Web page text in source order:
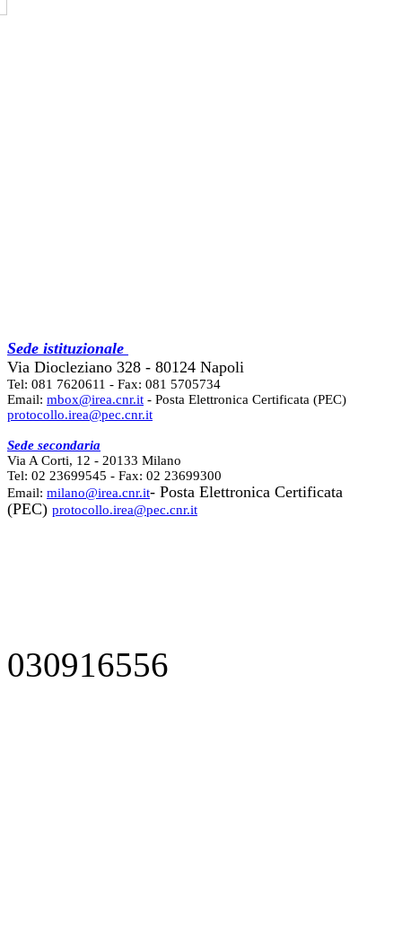
Sede istituzionale
Via Diocleziano 328 - 80124 Napoli
Tel: 081 7620611 - Fax: 081 5705734
Email: mbox@irea.cnr.it - Posta Elettronica Certificata (PEC)
protocollo.irea@pec.cnr.it
Sede secondaria
Via A Corti, 12 - 20133 Milano
Tel: 02 23699545 - Fax: 02 23699300
Email: milano@irea.cnr.it- Posta Elettronica Certificata
(PEC) protocollo.irea@pec.cnr.it
030916556